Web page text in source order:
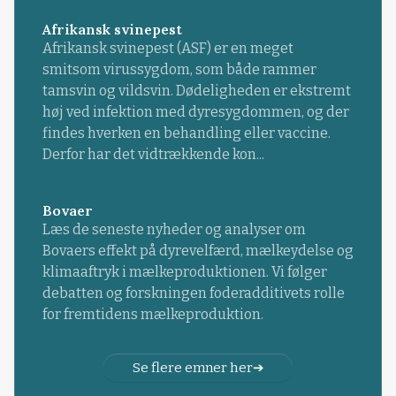
Afrikansk svinepest
Afrikansk svinepest (ASF) er en meget
smitsom virussygdom, som både rammer
tamsvin og vildsvin. Dødeligheden er ekstremt
høj ved infektion med dyresygdommen, og der
findes hverken en behandling eller vaccine.
Derfor har det vidtrækkende kon...
Bovaer
Læs de seneste nyheder og analyser om
Bovaers effekt på dyrevelfærd, mælkeydelse og
klimaaftryk i mælkeproduktionen. Vi følger
debatten og forskningen foderadditivets rolle
for fremtidens mælkeproduktion.
Se flere emner her